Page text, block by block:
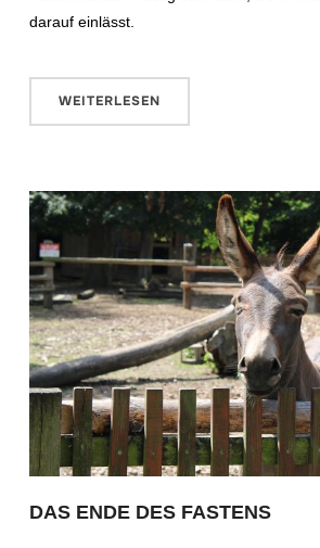
darauf einlässt.
WEITERLESEN
DAS ENDE DES FASTENS